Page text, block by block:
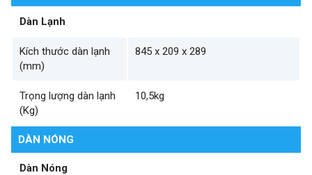
Dàn Lạnh
Kích thước dàn lạnh
(mm)
845 x 209 x 289
Trọng lượng dàn lạnh
(Kg)
10,5kg
DÀN NÓNG
Dàn Nóng